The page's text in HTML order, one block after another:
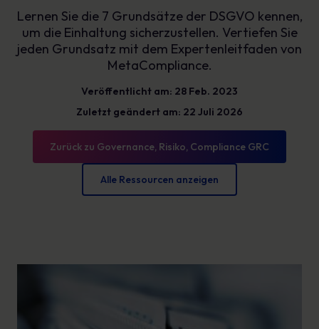
Lernen Sie die 7 Grundsätze der DSGVO kennen,
um die Einhaltung sicherzustellen. Vertiefen Sie
jeden Grundsatz mit dem Expertenleitfaden von
MetaCompliance.
Veröffentlicht am: 28 Feb. 2023
Zuletzt geändert am: 22 Juli 2026
Zurück zu Governance, Risiko, Compliance GRC
Alle Ressourcen anzeigen